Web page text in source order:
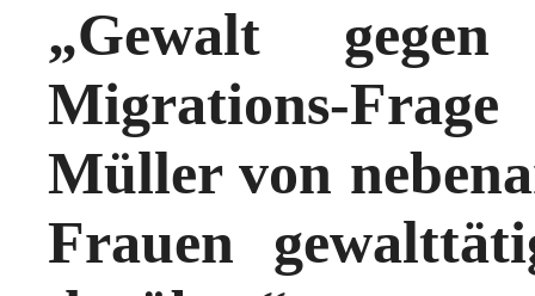
„Gewalt
Migrations-
Müller von
Frauen